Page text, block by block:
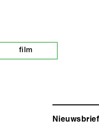
film
Nieuwsbrief